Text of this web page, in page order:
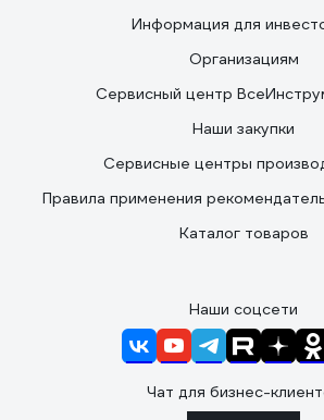
Информация для
Организациям
Сервисный центр
Наши закупки
Сервисные центры
Правила применения
Каталог товаров
Наши соцсети
Чат для бизнес-